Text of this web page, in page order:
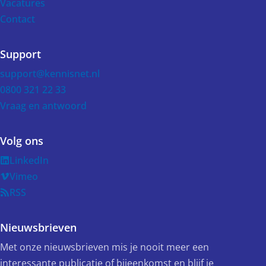
Vacatures
Contact
Support
support@kennisnet.nl
0800 321 22 33
Vraag en antwoord
Volg ons
LinkedIn
Vimeo
RSS
Nieuwsbrieven
Met onze nieuwsbrieven mis je nooit meer een
interessante publicatie of bijeenkomst en blijf je